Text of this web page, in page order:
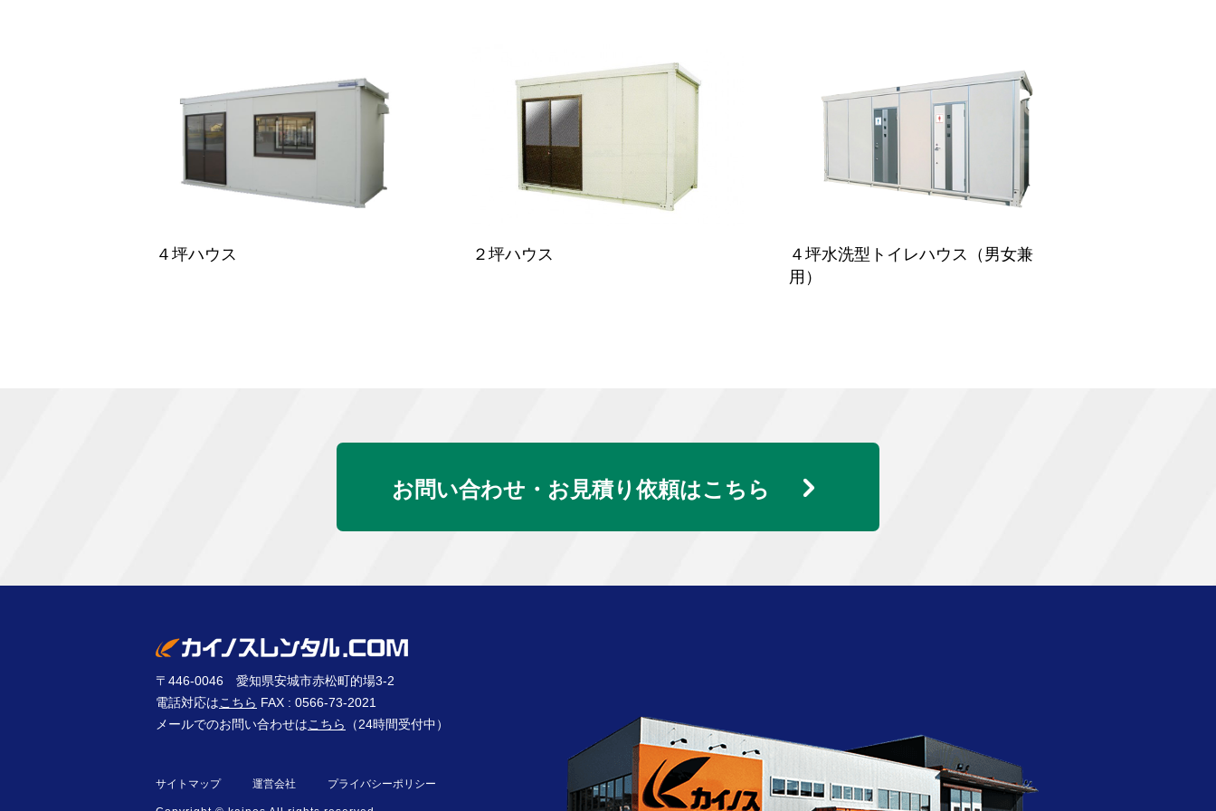
４坪ハウス ２坪ハウス
４坪水洗型トイレハウス（男女兼
用）
お問い合わせ・お見積り依頼はこちら
〒446-0046 愛知県安城市赤松町的場3-2
電話対応はこちら FAX : 0566-73-2021
メールでのお問い合わせはこちら （24時間受付中）
サイトマップ 運営会社 プライバシーポリシー